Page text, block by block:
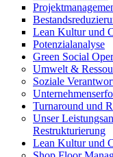
Lean Kultur und
Potenzialanalyse
Green Social
Umwelt &
Soziale
Turnaround und
Unser
Restrukturierung
Lean Kultur und